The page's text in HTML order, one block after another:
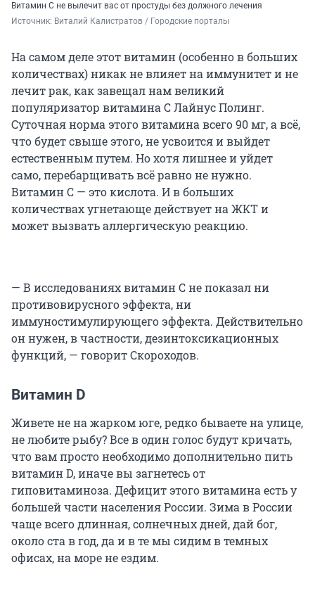
Витамин С не вылечит вас от простуды без должного лечения
Источник: Виталий Калистратов / Городские порталы
На самом деле этот витамин (особенно в больших
количествах) никак не влияет на иммунитет и не
лечит рак, как завещал нам великий
популяризатор витамина С Лайнус Полинг.
Суточная норма этого витамина всего 90 мг, а всё,
что будет свыше этого, не усвоится и выйдет
естественным путем. Но хотя лишнее и уйдет
само, перебарщивать всё равно не нужно.
Витамин С — это кислота. И в больших
количествах угнетающе действует на ЖКТ и
может вызвать аллергическую реакцию.
— В исследованиях витамин С не показал ни
противовирусного эффекта, ни
иммуностимулирующего эффекта. Действительно
он нужен, в частности, дезинтоксикационных
функций, — говорит Скороходов.
Витамин D
Живете не на жарком юге, редко бываете на улице,
не любите рыбу? Все в один голос будут кричать,
что вам просто необходимо дополнительно пить
витамин D, иначе вы загнетесь от
гиповитаминоза. Дефицит этого витамина есть у
большей части населения России. Зима в России
чаще всего длинная, солнечных дней, дай бог,
около ста в год, да и в те мы сидим в темных
офисах, на море не ездим.